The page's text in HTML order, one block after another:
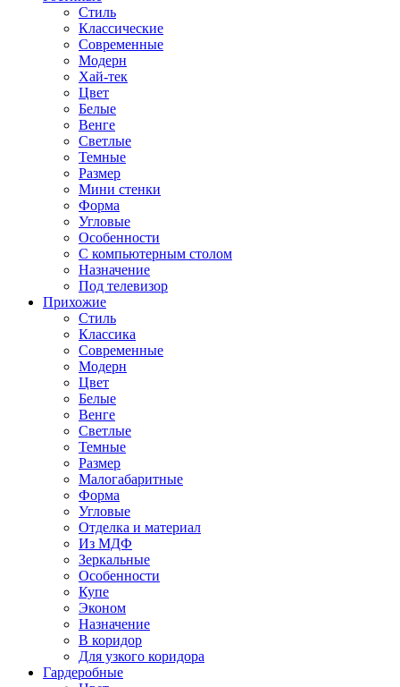
Стиль
Классические
Современные
Модерн
Хай-тек
Цвет
Белые
Венге
Светлые
Темные
Размер
Мини стенки
Форма
Угловые
Особенности
С компьютерным столом
Назначение
Под телевизор
Прихожие
Стиль
Классика
Современные
Модерн
Цвет
Белые
Венге
Светлые
Темные
Размер
Малогабаритные
Форма
Угловые
Отделка и материал
Из МДФ
Зеркальные
Особенности
Купе
Эконом
Назначение
В коридор
Для узкого коридора
Гардеробные